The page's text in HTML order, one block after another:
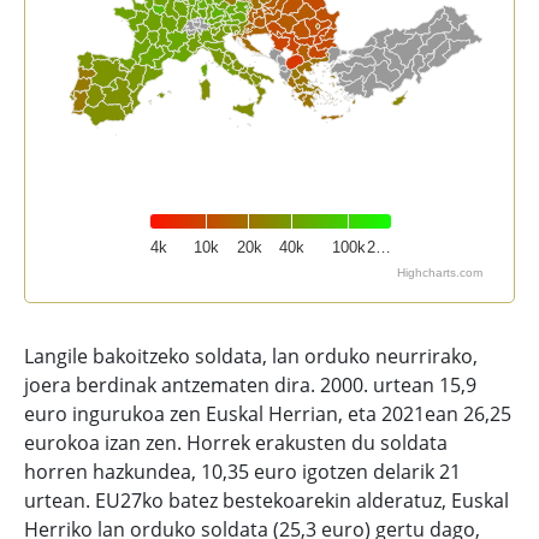
4k 10k 20k 40k 100k2…
Highcharts.com
Langile bakoitzeko soldata, lan orduko neurrirako,
joera berdinak antzematen dira. 2000. urtean 15,9
euro ingurukoa zen Euskal Herrian, eta 2021ean 26,25
eurokoa izan zen. Horrek erakusten du soldata
horren hazkundea, 10,35 euro igotzen delarik 21
urtean. EU27ko batez bestekoarekin alderatuz, Euskal
Herriko lan orduko soldata (25,3 euro) gertu dago,